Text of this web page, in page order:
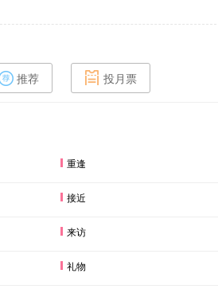
推荐 投月票
重逢
接近
来访
礼物